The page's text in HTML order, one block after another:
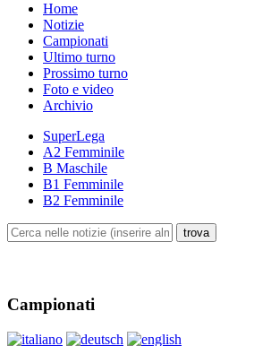
Home
Notizie
Campionati
Ultimo turno
Prossimo turno
Foto e video
Archivio
SuperLega
A2 Femminile
B Maschile
B1 Femminile
B2 Femminile
Campionati